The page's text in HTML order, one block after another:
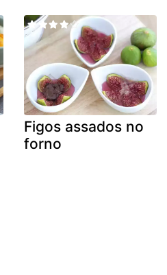
Figos assados no
forno